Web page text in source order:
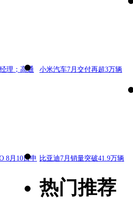
理；高通
小米汽车7月交付再超3万辆
8月10日申 比亚迪7月销量突破41.9万辆
热门推荐